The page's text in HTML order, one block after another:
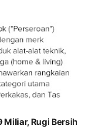
Miliar, Rugi Bersih